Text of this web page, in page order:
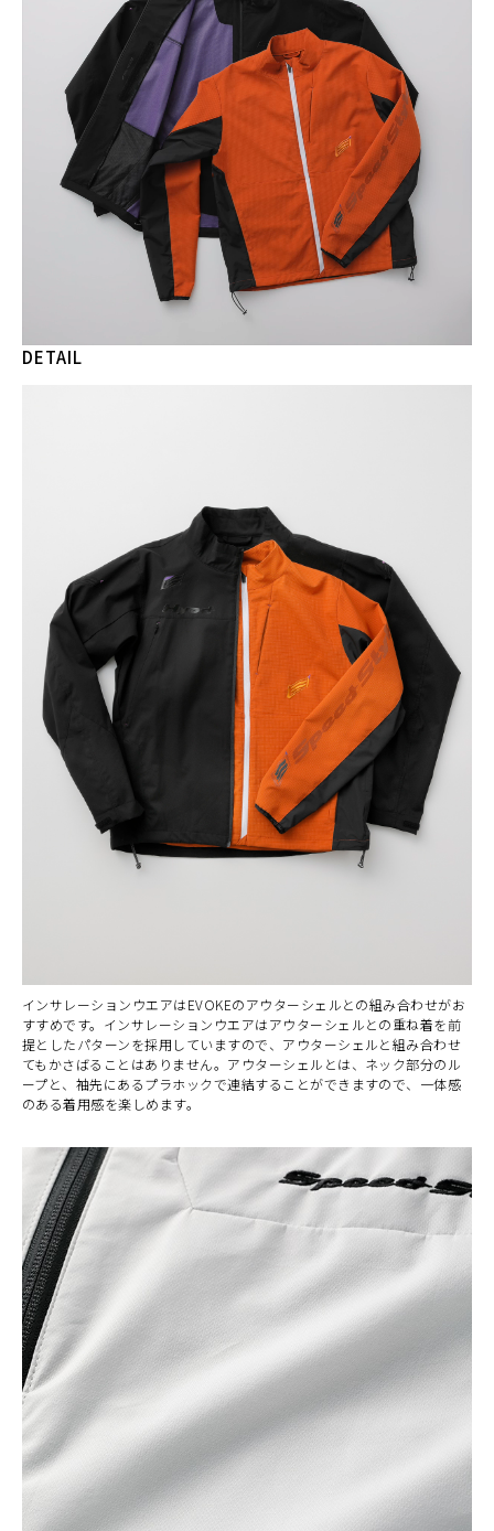
DETAIL
インサレーションウエアはEVOKEのアウターシェルとの組み合わせがお
すすめです。インサレーションウエアはアウターシェルとの重ね着を前
提としたパターンを採用していますので、アウターシェルと組み合わせ
てもかさばることはありません。アウターシェルとは、ネック部分のル
ープと、袖先にあるプラホックで連結することができますので、一体感
のある着用感を楽しめます。